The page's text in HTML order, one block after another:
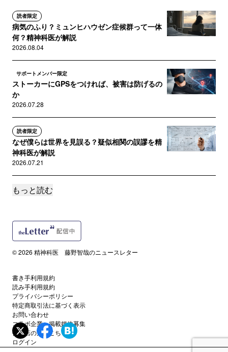
読者限定
病気のふり？ミュンヒハウゼン症候群って一体
何？精神科医が解説
2026.08.04
サポートメンバー限定
ストーカーにGPSをつければ、被害は防げるの
か
2026.07.28
読者限定
なぜ僕らは世界を見誤る？疑似相関の誤謬を精
神科医が解説
2026.07.21
サポートメンバー限定
サポートメンバー限定
2026.07.07
サポートメンバー限定
ゲームでADHDを治療？「エンデバーライド」
について精神科医が解説
2026.06.30
サポートメンバー限定
「地域で支える」は、いったい誰が支えるの
もっと読む
© 2026 精神科医 藤野智哉のニュースレター
書き手利用規約
読み手利用規約
プライバシーポリシー
特定商取引法に基づく表示
お問い合わせ
コラボ企業・掲載媒体募集
代理店の方はこちら
ログイン